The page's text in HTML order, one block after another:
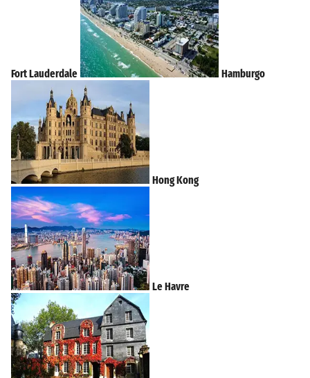
Fort Lauderdale Hamburgo
Hong Kong
Le Havre